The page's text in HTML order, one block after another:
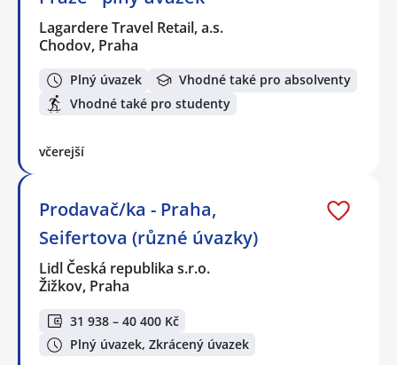
Lagardere Travel Retail, a.s.
Chodov, Praha
Plný úvazek
Vhodné také pro absolventy
Vhodné také pro studenty
včerejší
Prodavač/ka - Praha,
Seifertova (různé úvazky)
Lidl Česká republika s.r.o.
Žižkov, Praha
31 938 – 40 400 Kč
Plný úvazek, Zkrácený úvazek